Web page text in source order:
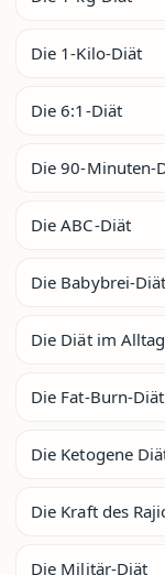
Die 1-Kilo-Diät
Die 6:1-Diät
Die 90-Minuten-
Die ABC-Diät
Die Babybrei-Diät
Die Diät im Alltag
Die Fat-Burn-Diät
Die Ketogene
Die Kraft des
Die Militär-Diät